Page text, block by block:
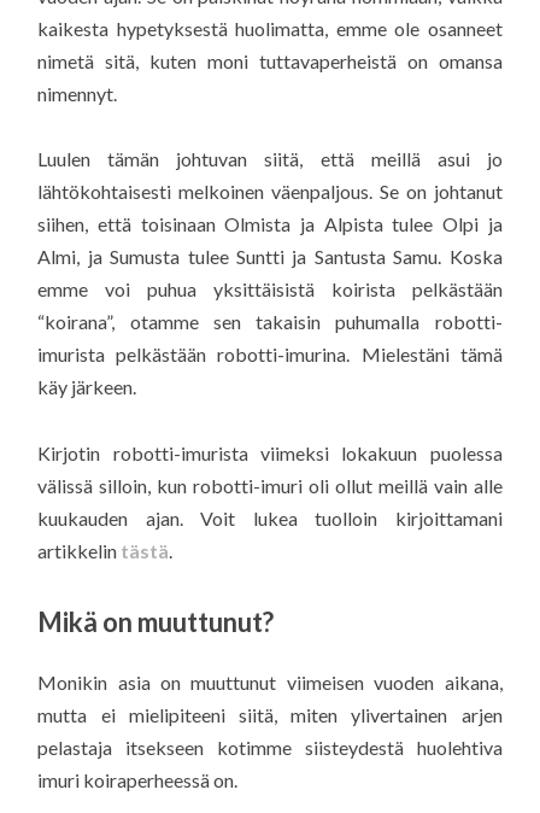
kaikesta hypetyksestä huolimatta, emme ole osanneet
nimetä sitä, kuten moni tuttavaperheistä on omansa
nimennyt.
Luulen tämän johtuvan siitä, että meillä asui jo
lähtökohtaisesti melkoinen väenpaljous. Se on johtanut
siihen, että toisinaan Olmista ja Alpista tulee Olpi ja
Almi, ja Sumusta tulee Suntti ja Santusta Samu. Koska
emme voi puhua yksittäisistä koirista pelkästään
“koirana”, otamme sen takaisin puhumalla robotti-
imurista pelkästään robotti-imurina. Mielestäni tämä
käy järkeen.
Kirjotin robotti-imurista viimeksi lokakuun puolessa
välissä silloin, kun robotti-imuri oli ollut meillä vain alle
kuukauden ajan. Voit lukea tuolloin kirjoittamani
artikkelin tästä
Mikä on muuttunut?
Monikin asia on muuttunut viimeisen vuoden aikana,
mutta ei mielipiteeni siitä, miten ylivertainen arjen
pelastaja itsekseen kotimme siisteydestä huolehtiva
imuri koiraperheessä on.